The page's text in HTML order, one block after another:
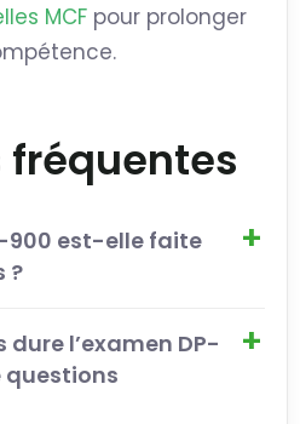
MCF pour prolonger
fréquentes
900 est-elle faite
?
l’examen DP-
questions